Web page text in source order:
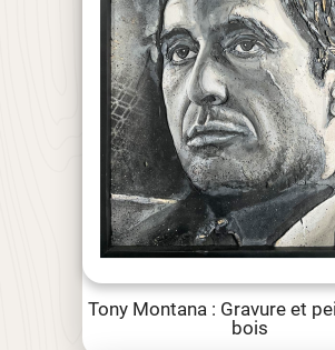
Tony Montana : Gravure et
bois